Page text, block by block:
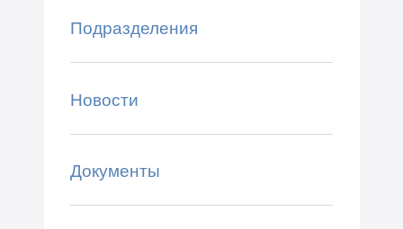
Подразделения
Новости
Документы